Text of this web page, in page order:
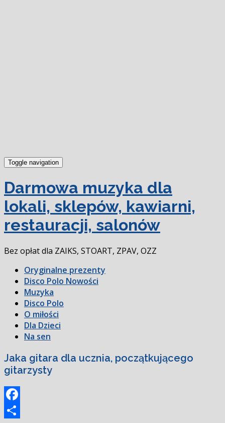
Toggle navigation
Darmowa muzyka dla
lokali, sklepów, kawiarni,
restauracji, salonów
Bez opłat dla ZAIKS, STOART, ZPAV, OZZ
Oryginalne prezenty
Disco Polo Nowości
Muzyka
Disco Polo
O miłości
Dla Dzieci
Na sen
Jaka gitara dla ucznia, początkującego
gitarzysty
Facebook